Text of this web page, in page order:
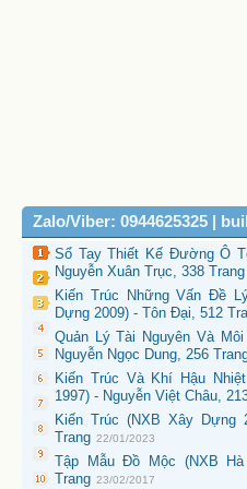
Zalo/Viber: 0944625325 |
Sổ Tay Thiết Kế Đường Ô
Nguyễn Xuân Trục, 338 Trang
Kiến Trúc Những Vấn Đề
Dựng 2009) - Tôn Đại, 512
Quản Lý Tài Nguyên Và
Nguyễn Ngọc Dung, 256
Kiến Trúc Và Khí Hậu
1997) - Nguyễn Việt Châu,
Kiến Trúc (NXB Xây Dựng
Trang 22/01/2023
Tập Mẫu Đồ Mộc (NXB
Trang 23/02/2017